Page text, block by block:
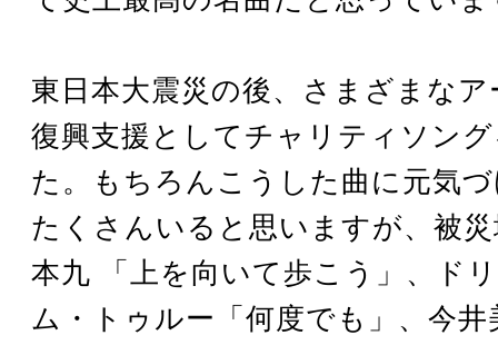
東日本大震災の後、さまざまな
復興支援としてチャリティソン
た。もちろんこうした曲に元気
たくさんいると思いますが、被
本九 「上を向いて歩こう」、ド
ム・トゥルー「何度でも」、今井